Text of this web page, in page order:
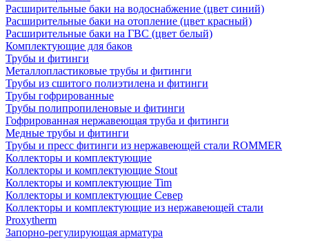
Расширительные баки на водоснабжение (цвет синий)
Расширительные баки на отопление (цвет красный)
Расширительные баки на ГВС (цвет белый)
Комплектующие для баков
Трубы и фитинги
Металлопластиковые трубы и фитинги
Трубы из сшитого полиэтилена и фитинги
Трубы гофрированные
Трубы полипропиленовые и фитинги
Гофрированная нержавеющая труба и фитинги
Медные трубы и фитинги
Трубы и пресс фитинги из нержавеющей стали ROMMER
Коллекторы и комплектующие
Коллекторы и комплектующие Stout
Коллекторы и комплектующие Tim
Коллекторы и комплектующие Север
Коллекторы и комплектующие из нержавеющей стали
Proxytherm
Запорно-регулирующая арматура